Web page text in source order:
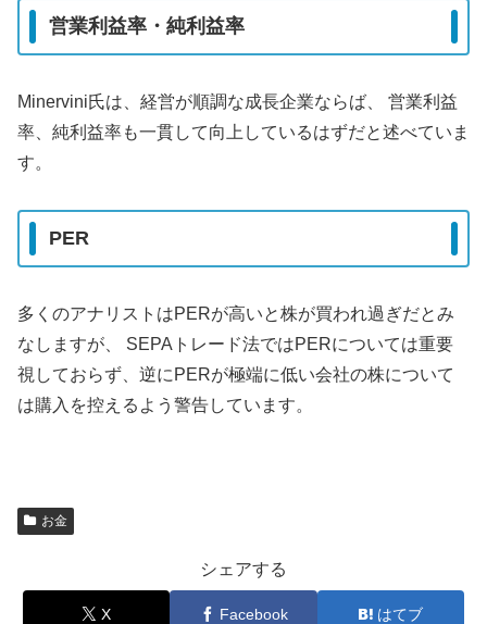
営業利益率・純利益率
Minervini氏は、経営が順調な成長企業ならば、 営業利益
率、純利益率も一貫して向上しているはずだと述べていま
す。
PER
多くのアナリストはPERが高いと株が買われ過ぎだとみ
なしますが、 SEPAトレード法ではPERについては重要
視しておらず、逆にPERが極端に低い会社の株について
は購入を控えるよう警告しています。
お金
シェアする
X Facebook はてブ